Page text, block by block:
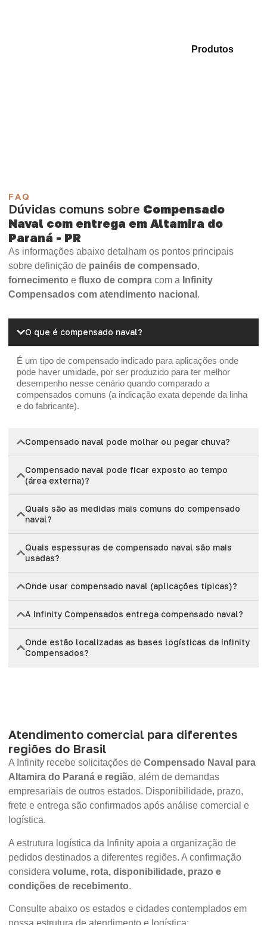
Produtose
FAQ
Dúvidas comuns sobre Compensado
Naval com entrega em Altamira do
Paraná - PR
As informações abaixo detalham os pontos principais
sobre definição de painéis de compensado,
fornecimento e fluxo de compra com a Infinity
Compensados com atendimento nacional .
O que é compensado naval?
É um tipo de compensado indicado para aplicações onde
pode haver umidade, por ser produzido para ter melhor
desempenho nesse cenário quando comparado a
compensados comuns (a indicação exata depende da linha
e do fabricante).
Compensado naval pode molhar ou pegar chuva?
Compensado naval pode ficar exposto ao tempo
(área externa)?
Quais são as medidas mais comuns do compensado
naval?
Quais espessuras de compensado naval são mais
usadas?
Onde usar compensado naval (aplicações típicas)?
A Infinity Compensados entrega compensado naval?
Onde estão localizadas as bases logísticas da Infinity
Compensados?
Atendimento comercial para diferentes
regiões do Brasil
A Infinity recebe solicitações de Compensado Naval para
Altamira do Paraná e região, além de demandas
empresariais de outros estados. Disponibilidade, prazo,
frete e entrega são confirmados após análise comercial e
logística.
A estrutura logística da Infinity apoia a organização de
pedidos destinados a diferentes regiões. A confirmação
considera volume, rota, disponibilidade, prazo e
condições de recebimento.
Consulte abaixo os estados e cidades contemplados em
nossa estrutura de atendimento e logística: